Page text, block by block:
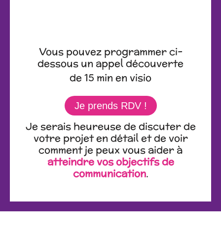
Vous pouvez programmer ci-
dessous un appel découverte
de 15 min en visio
Je prends RDV !
Je serais heureuse de discuter de
votre projet en détail et de voir
comment je peux vous aider à
atteindre vos objectifs de
communication.